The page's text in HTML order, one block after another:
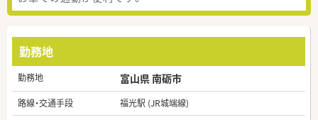
勤務地
勤務地 富山県 南砺市
路線・交通手段
福光駅 (JR城端線)